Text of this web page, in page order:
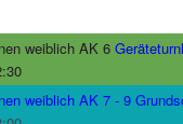
weiblich AK 6
weiblich AK 7 - 9